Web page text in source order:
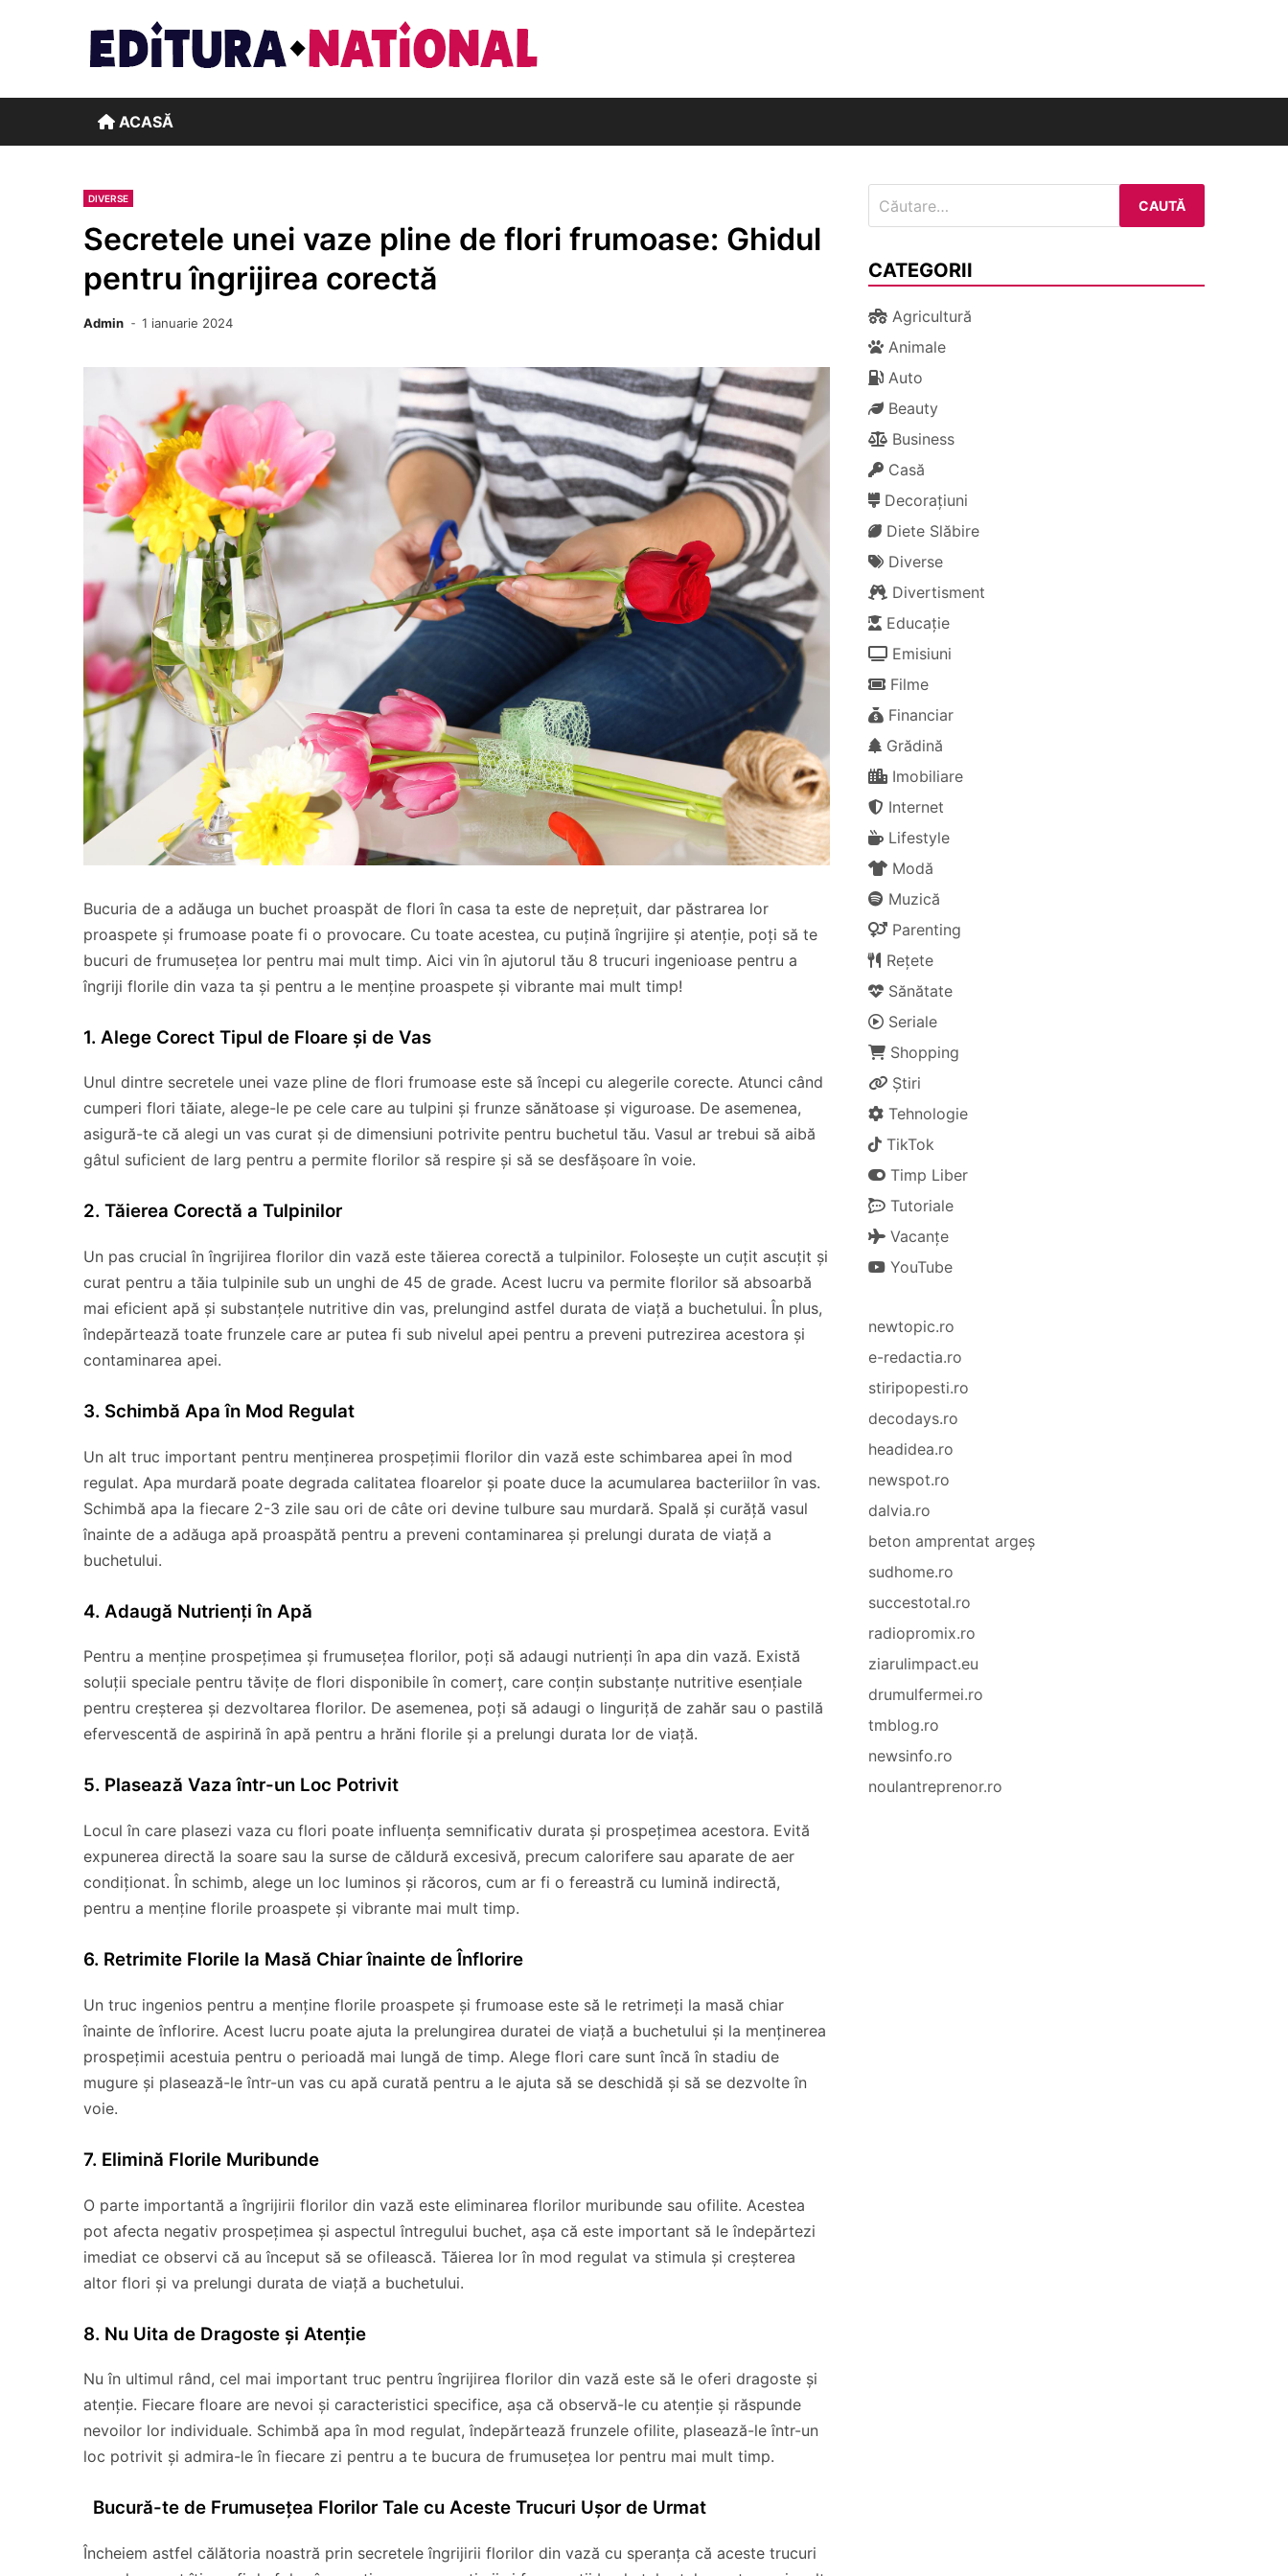
Editura Național
ACASĂ
DIVERSE
Secretele unei vaze pline de flori frumoase: Ghidul
pentru îngrijirea corectă
Admin 1 ianuarie 2024
Bucuria de a adăuga un buchet proaspăt de flori în casa ta este de neprețuit, dar păstrarea lor
proaspete și frumoase poate fi o provocare. Cu toate acestea, cu puțină îngrijire și atenție, poți să te
bucuri de frumusețea lor pentru mai mult timp. Aici vin în ajutorul tău 8 trucuri ingenioase pentru a
îngriji florile din vaza ta și pentru a le menține proaspete și vibrante mai mult timp!
1. Alege Corect Tipul de Floare și de Vas
Unul dintre secretele unei vaze pline de flori frumoase este să începi cu alegerile corecte. Atunci când
cumperi flori tăiate, alege-le pe cele care au tulpini și frunze sănătoase și viguroase. De asemenea,
asigură-te că alegi un vas curat și de dimensiuni potrivite pentru buchetul tău. Vasul ar trebui să aibă
gâtul suficient de larg pentru a permite florilor să respire și să se desfășoare în voie.
2. Tăierea Corectă a Tulpinilor
Un pas crucial în îngrijirea florilor din vază este tăierea corectă a tulpinilor. Folosește un cuțit ascuțit și
curat pentru a tăia tulpinile sub un unghi de 45 de grade. Acest lucru va permite florilor să absoarbă
mai eficient apă și substanțele nutritive din vas, prelungind astfel durata de viață a buchetului. În plus,
îndepărtează toate frunzele care ar putea fi sub nivelul apei pentru a preveni putrezirea acestora și
contaminarea apei.
3. Schimbă Apa în Mod Regulat
Un alt truc important pentru menținerea prospețimii florilor din vază este schimbarea apei în mod
regulat. Apa murdară poate degrada calitatea floarelor și poate duce la acumularea bacteriilor în vas.
Schimbă apa la fiecare 2-3 zile sau ori de câte ori devine tulbure sau murdară. Spală și curăță vasul
înainte de a adăuga apă proaspătă pentru a preveni contaminarea și prelungi durata de viață a
buchetului.
4. Adaugă Nutrienți în Apă
Pentru a menține prospețimea și frumusețea florilor, poți să adaugi nutrienți în apa din vază. Există
soluții speciale pentru tăvițe de flori disponibile în comerț, care conțin substanțe nutritive esențiale
pentru creșterea și dezvoltarea florilor. De asemenea, poți să adaugi o linguriță de zahăr sau o pastilă
efervescentă de aspirină în apă pentru a hrăni florile și a prelungi durata lor de viață.
5. Plasează Vaza într-un Loc Potrivit
Locul în care plasezi vaza cu flori poate influența semnificativ durata și prospețimea acestora. Evită
expunerea directă la soare sau la surse de căldură excesivă, precum calorifere sau aparate de aer
condiționat. În schimb, alege un loc luminos și răcoros, cum ar fi o fereastră cu lumină indirectă,
pentru a menține florile proaspete și vibrante mai mult timp.
6. Retrimite Florile la Masă Chiar înainte de Înflorire
Un truc ingenios pentru a menține florile proaspete și frumoase este să le retrimeți la masă chiar
înainte de înflorire. Acest lucru poate ajuta la prelungirea duratei de viață a buchetului și la menținerea
prospețimii acestuia pentru o perioadă mai lungă de timp. Alege flori care sunt încă în stadiu de
mugure și plasează-le într-un vas cu apă curată pentru a le ajuta să se deschidă și să se dezvolte în
voie.
7. Elimină Florile Muribunde
O parte importantă a îngrijirii florilor din vază este eliminarea florilor muribunde sau ofilite. Acestea
pot afecta negativ prospețimea și aspectul întregului buchet, așa că este important să le îndepărtezi
imediat ce observi că au început să se ofilească. Tăierea lor în mod regulat va stimula și creșterea
altor flori și va prelungi durata de viață a buchetului.
8. Nu Uita de Dragoste și Atenție
Nu în ultimul rând, cel mai important truc pentru îngrijirea florilor din vază este să le oferi dragoste și
atenție. Fiecare floare are nevoi și caracteristici specifice, așa că observă-le cu atenție și răspunde
nevoilor lor individuale. Schimbă apa în mod regulat, îndepărtează frunzele ofilite, plasează-le într-un
loc potrivit și admira-le în fiecare zi pentru a te bucura de frumusețea lor pentru mai mult timp.
Bucură-te de Frumusețea Florilor Tale cu Aceste Trucuri Ușor de Urmat
Încheiem astfel călătoria noastră prin secretele îngrijirii florilor din vază cu speranța că aceste trucuri
după:
CATEGORII
Agricultură
Animale
Auto
Beauty
Business
Casă
Decorațiuni
Diete Slăbire
Diverse
Divertisment
Educație
Emisiuni
Filme
Financiar
Grădină
Imobiliare
Internet
Lifestyle
Modă
Muzică
Parenting
Rețete
Sănătate
Seriale
Shopping
Știri
Tehnologie
TikTok
Timp Liber
Tutoriale
Vacanțe
YouTube
newtopic.ro
e-redactia.ro
stiripopesti.ro
decodays.ro
headidea.ro
newspot.ro
dalvia.ro
beton amprentat argeș
sudhome.ro
succestotal.ro
radiopromix.ro
ziarulimpact.eu
drumulfermei.ro
tmblog.ro
newsinfo.ro
noulantreprenor.ro